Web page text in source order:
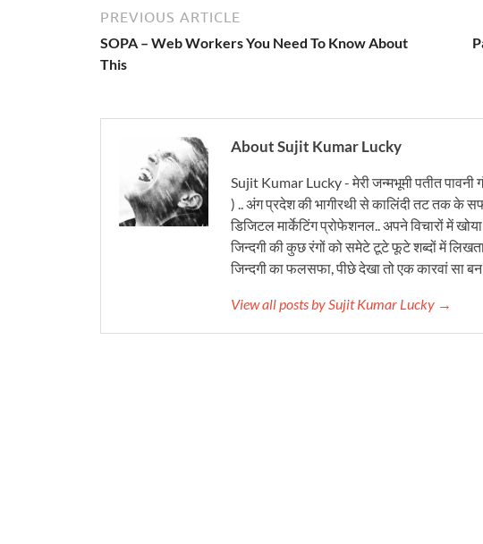
PREVIOUS ARTICLE
SOPA – Web Workers You Need To Know About
This
About Sujit Kumar Lucky
Sujit Kumar Lucky - मेरी जन्मभूमी पतीत पावनी
) .. अंग प्रदेश की भागीरथी से कालिंदी तट तक के
डिजिटल मार्केटिंग प्रोफेशनल.. अपने विचारों में
जिन्दगी की कुछ रंगों को समेटे टूटे फूटे शब्दों में
जिन्दगी का फलसफा, पीछे देखा तो एक कारवां सा बन
View all posts by Sujit Kumar Lucky →